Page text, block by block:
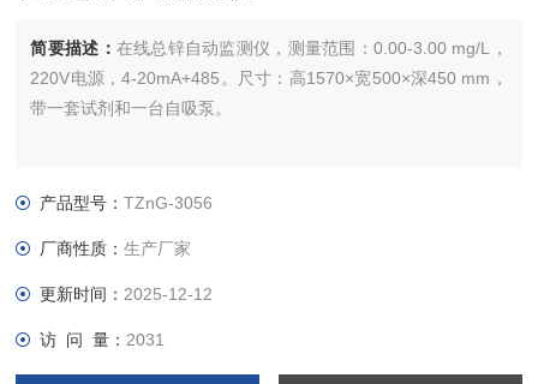
简要描述： 在线总锌自动监测仪，测量范围：0.00-3.00 mg/L，
220V电源，4-20mA+485。尺寸：高1570×宽500×深450 mm，
带一套试剂和一台自吸泵。
产品型号：TZnG-3056
厂商性质：生产厂家
更新时间： 2025-12-12
访 问 量： 2031